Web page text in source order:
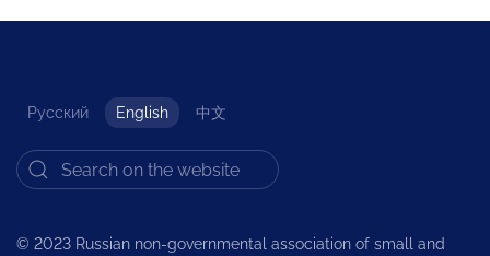
Русский English 中文
© 2023 Russian non-governmental association of small and